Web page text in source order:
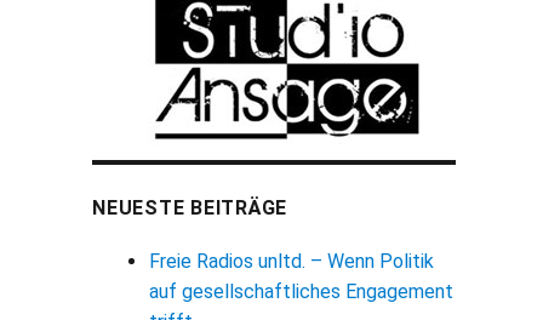
NEUESTE BEITRÄGE
Freie Radios unltd. – Wenn Politik
auf gesellschaftliches Engagement